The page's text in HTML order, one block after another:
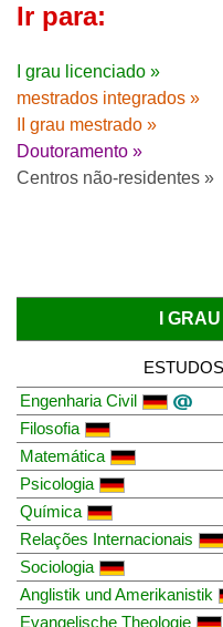
Ir para:
I grau licenciado »
mestrados integrados »
II grau mestrado »
Doutoramento »
Centros não-residentes »
I
ESTUDOS
Engenharia Civil
Filosofia
Matemática
Psicologia
Química
Relações Internacionais
Sociologia
Anglistik und Amerikanistik
Evangelische Theologie